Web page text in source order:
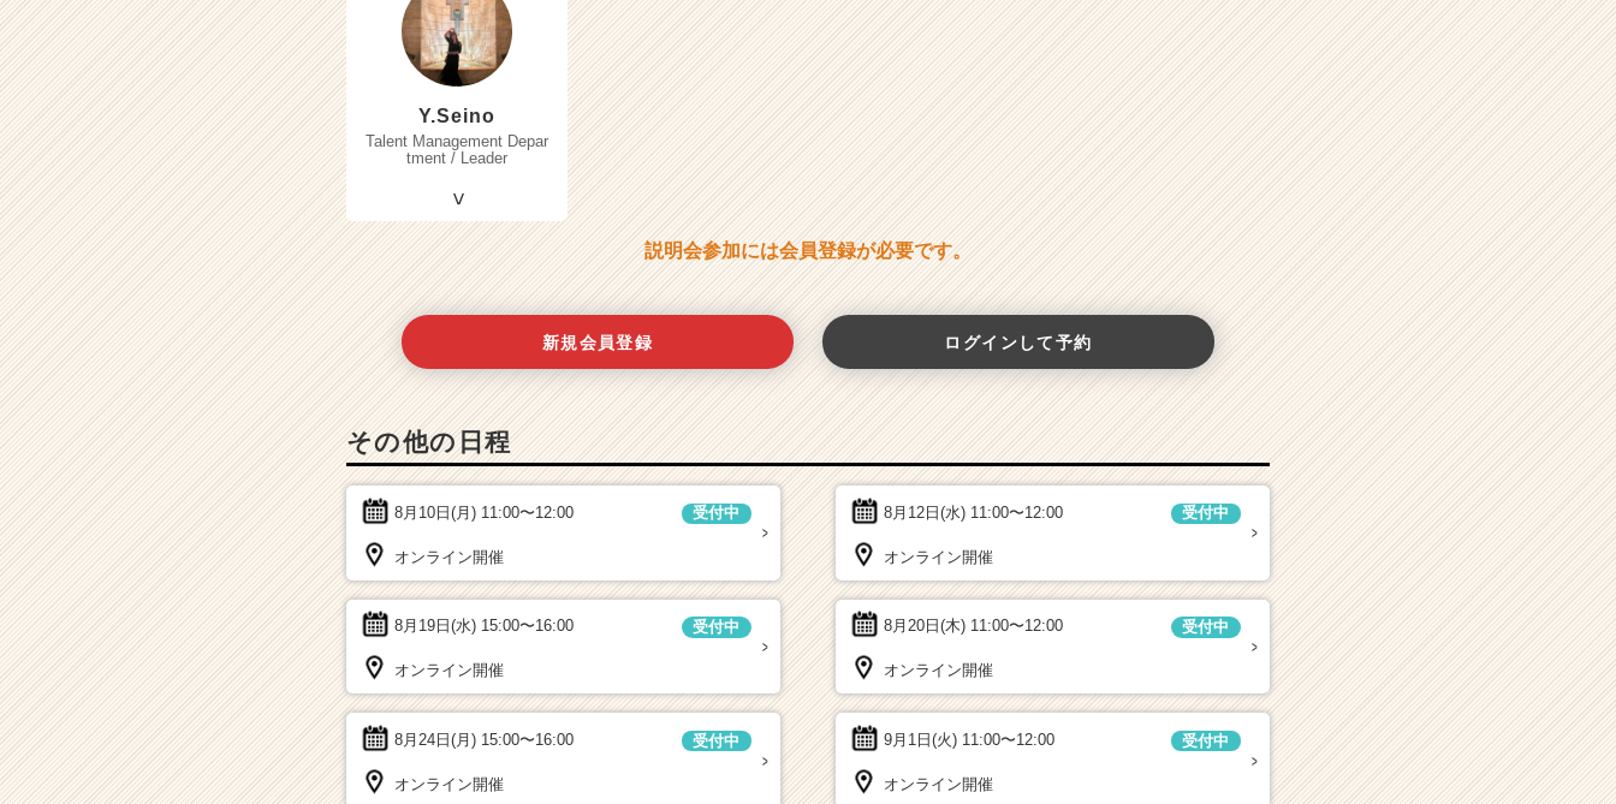
Y.Seino
Talent Management Depar
tment / Leader
説明会参加には会員登録が必要です。
新規会員登録 ログインして予約
その他の日程
8月10日(月) 11:00〜12:00 受付中
オンライン開催
8月12日(水) 11:00〜12:00 受付中
オンライン開催
8月19日(水) 15:00〜16:00 受付中
オンライン開催
8月20日(木) 11:00〜12:00 受付中
オンライン開催
8月24日(月) 15:00〜16:00 受付中
オンライン開催
9月1日(火) 11:00〜12:00 受付中
オンライン開催